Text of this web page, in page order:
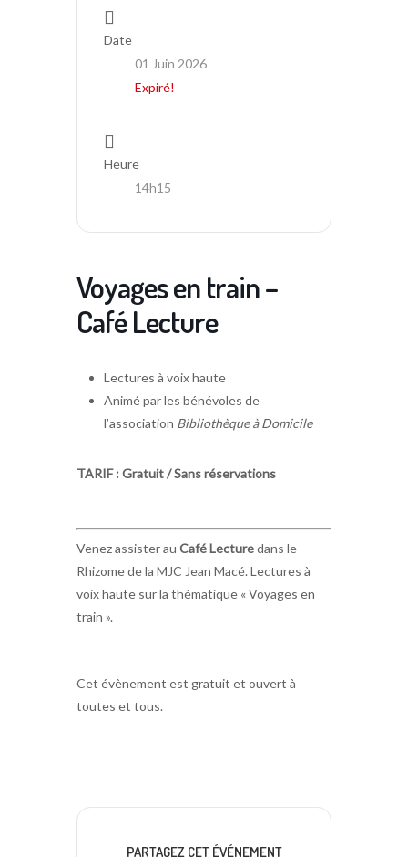
Date
01 Juin 2026
Expiré!
Heure
14h15
Voyages en train –
Café Lecture
Lectures à voix haute
Animé par les bénévoles de
l’association Bibliothèque à Domicile
TARIF : Gratuit / Sans réservations
Venez assister au Café Lecturedans le
Rhizome de la MJC Jean Macé. Lectures à
voix haute sur la thématique « Voyages en
train ».
Cet évènement est gratuit et ouvert à
toutes et tous.
PARTAGEZ CET ÉVÉNEMENT